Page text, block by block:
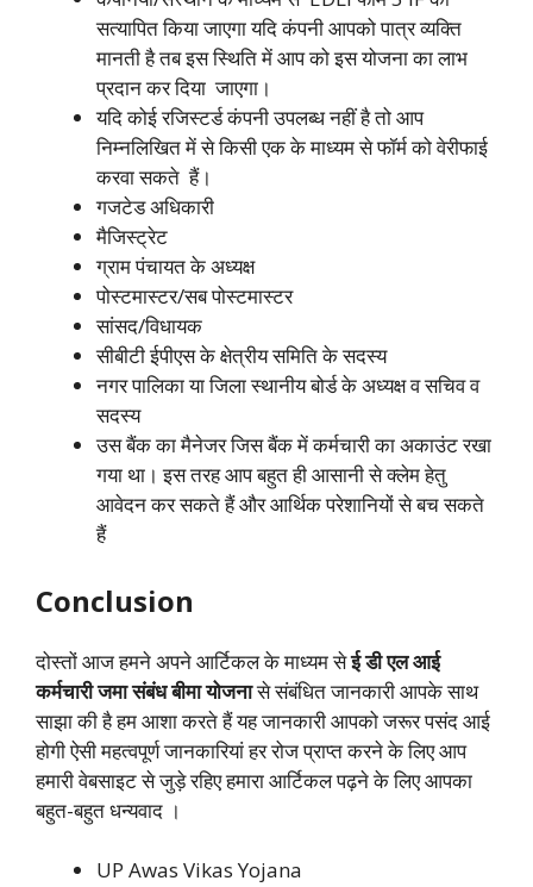
सत्यापित किया जाएगा यदि कंपनी आपको पात्र व्यक्ति
मानती है तब इस स्थिति में आप को इस योजना का लाभ
प्रदान कर दिया जाएगा।
यदि कोई रजिस्टर्ड कंपनी उपलब्ध नहीं है तो आप
निम्नलिखित में से किसी एक के माध्यम से फॉर्म को वेरीफाई
करवा सकते हैं।
गजटेड अधिकारी
मैजिस्ट्रेट
ग्राम पंचायत के अध्यक्ष
पोस्टमास्टर/सब पोस्टमास्टर
सांसद/विधायक
सीबीटी ईपीएस के क्षेत्रीय समिति के सदस्य
नगर पालिका या जिला स्थानीय बोर्ड के अध्यक्ष व सचिव व
सदस्य
उस बैंक का मैनेजर जिस बैंक में कर्मचारी का अकाउंट रखा
गया था। इस तरह आप बहुत ही आसानी से क्लेम हेतु
आवेदन कर सकते हैं और आर्थिक परेशानियों से बच सकते
हैं
Conclusion
दोस्तों आज हमने अपने आर्टिकल के माध्यम सेई डी एल आई
कर्मचारी जमा संबंध बीमा योजनासे संबंधित जानकारी आपके साथ
साझा की है हम आशा करते हैं यह जानकारी आपको जरूर पसंद आई
होगी ऐसी महत्वपूर्ण जानकारियां हर रोज प्राप्त करने के लिए आप
हमारी वेबसाइट से जुड़े रहिए हमारा आर्टिकल पढ़ने के लिए आपका
बहुत-बहुत धन्यवाद ।
UP Awas Vikas Yojana